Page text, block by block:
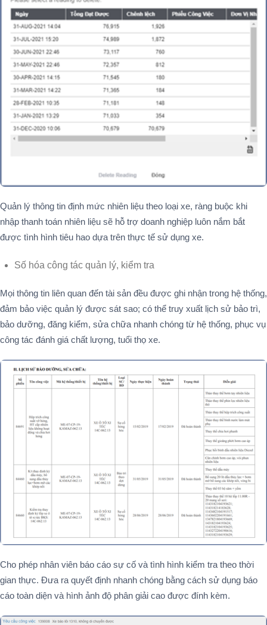
Quản lý thông tin định mức nhiên liệu theo loại xe, ràng buộc khi
nhập thanh toán nhiên liệu sẽ hỗ trợ doanh nghiệp luôn nắm bắt
được tình hình tiêu hao dựa trên thực tế sử dụng xe.
Số hóa công tác quản lý, kiểm tra
Mọi thông tin liên quan đến tài sản đều được ghi nhận trong hệ thống,
đảm bảo việc quản lý được sát sao; có thể truy xuất lịch sử bảo trì,
bảo dưỡng, đăng kiểm, sửa chữa nhanh chóng từ hệ thống, phục vụ
công tác đánh giá chất lượng, tuổi thọ xe.
Cho phép nhân viên báo cáo sự cố và tình hình kiểm tra theo thời
gian thực. Đưa ra quyết định nhanh chóng bằng cách sử dụng báo
cáo toàn diện và hình ảnh độ phân giải cao được đính kèm.